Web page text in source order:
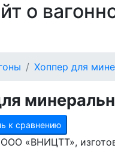
о
Хоппер для
к сравнению
«ВНИЦТТ»,